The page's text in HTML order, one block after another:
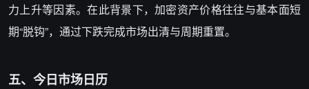
力上升等因素。在此背景下，加密资产价格往往与基本面短
期“脱钩”，通过下跌完成市场出清与周期重置。
五、今日市场日历